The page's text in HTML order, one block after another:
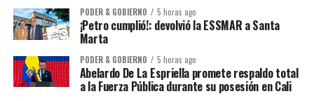
PODER & GOBIERNO 5 horas ago
¡Petro cumplió!: devolvió la ESSMAR a Santa
Marta
PODER & GOBIERNO 5 horas ago
Abelardo De La Espriella promete respaldo total
a la Fuerza Pública durante su posesión en Cali